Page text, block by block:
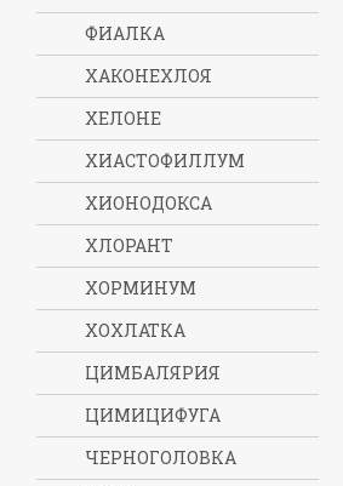
ФИАЛКА
ХАКОНЕХЛОЯ
ХЕЛОНЕ
ХИАСТОФИЛЛУМ
ХИОНОДОКСА
ХЛОРАНТ
ХОРМИНУМ
ХОХЛАТКА
ЦИМБАЛЯРИЯ
ЦИМИЦИФУГА
ЧЕРНОГОЛОВКА